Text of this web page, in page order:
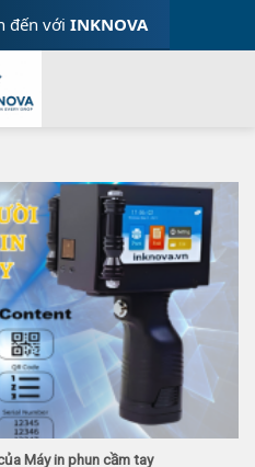
đến với INKNOVA
Máy in phun cầm tay